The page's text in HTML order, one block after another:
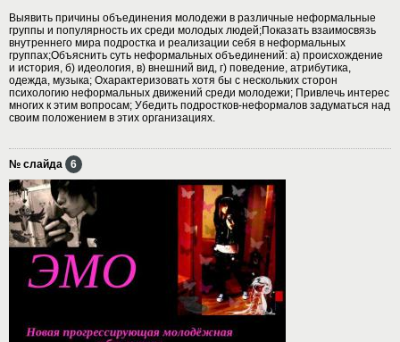
Выявить причины объединения молодежи в различные неформальные
группы и популярность их среди молодых людей;Показать взаимосвязь
внутреннего мира подростка и реализации себя в неформальных
группах;Объяснить суть неформальных объединений: а) происхождение
и история, б) идеология, в) внешний вид, г) поведение, атрибутика,
одежда, музыка; Охарактеризовать хотя бы с нескольких сторон
психологию неформальных движений среди молодежи; Привлечь интерес
многих к этим вопросам; Убедить подростков-неформалов задуматься над
своим положением в этих организациях.
№ слайда 6